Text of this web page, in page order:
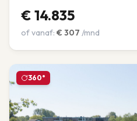
€ 14.835
of vanaf: € 307 /mnd
360°